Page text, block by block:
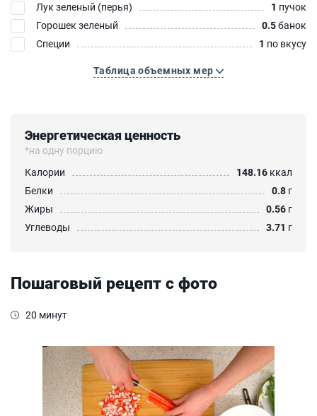
Лук зеленый (перья)
1 пучок
Горошек зеленый
0.5банок
Специи
1 по вкусу
Таблица объемных мер
Энергетическая ценность
*на одну порцию
Калории
148.16 ккал
Белки
0.8 г
Жиры
0.56 г
Углеводы
3.71 г
Пошаговый рецепт с фото
20 минут